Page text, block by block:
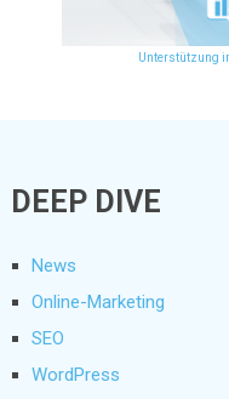
Unterstützung
DEEP DIVE
News
Online-Marketing
SEO
WordPress